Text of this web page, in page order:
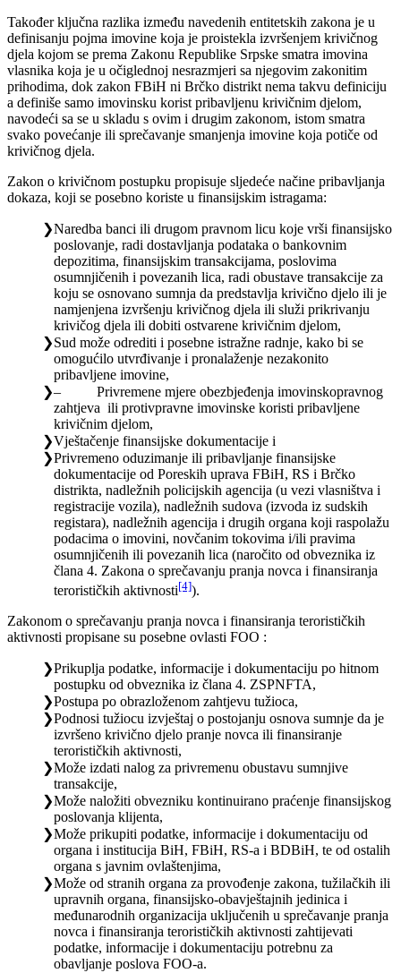
Također ključna razlika između navedenih entitetskih zakona je u
definisanju pojma imovine koja je proistekla izvršenjem krivičnog
djela kojom se prema Zakonu Republike Srpske smatra imovina
vlasnika koja je u očiglednoj nesrazmjeri sa njegovim zakonitim
prihodima, dok zakon FBiH ni Brčko distrikt nema takvu definiciju
a definiše samo imovinsku korist pribavljenu krivičnim djelom,
navodeći sa se u skladu s ovim i drugim zakonom, istom smatra
svako povećanje ili sprečavanje smanjenja imovine koja potiče od
krivičnog djela.
Zakon o krivičnom postupku propisuje sljedeće načine pribavljanja
dokaza, koji se posebno koriste u finansijskim istragama:
Naredba banci ili drugom pravnom licu koje vrši finansijsko
poslovanje, radi dostavljanja podataka o bankovnim
depozitima, finansijskim transakcijama, poslovima
osumnjičenih i povezanih lica, radi obustave transakcije za
koju se osnovano sumnja da predstavlja krivično djelo ili je
namjenjena izvršenju krivičnog djela ili služi prikrivanju
krivičog djela ili dobiti ostvarene krivičnim djelom,
Sud može odrediti i posebne istražne radnje, kako bi se
omogućilo utvrđivanje i pronalaženje nezakonito
pribavljene imovine,
– Privremene mjere obezbjeđenja imovinskopravnog
zahtjeva ili protivpravne imovinske koristi pribavljene
krivičnim djelom,
Vještačenje finansijske dokumentacije i
Privremeno oduzimanje ili pribavljanje finansijske
dokumentacije od Poreskih uprava FBiH, RS i Brčko
distrikta, nadležnih policijskih agencija (u vezi vlasništva i
registracije vozila), nadležnih sudova (izvoda iz sudskih
registara), nadležnih agencija i drugih organa koji raspolažu
podacima o imovini, novčanim tokovima i/ili pravima
osumnjičenih ili povezanih lica (naročito od obveznika iz
člana 4. Zakona o sprečavanju pranja novca i finansiranja
terorističkih aktivnosti[4]).
Zakonom o sprečavanju pranja novca i finansiranja terorističkih
aktivnosti propisane su posebne ovlasti FOO :
Prikuplja podatke, informacije i dokumentaciju po hitnom
postupku od obveznika iz člana 4. ZSPNFTA,
Postupa po obrazloženom zahtjevu tužioca,
Podnosi tužiocu izvještaj o postojanju osnova sumnje da je
izvršeno krivično djelo pranje novca ili finansiranje
terorističkih aktivnosti,
Može izdati nalog za privremenu obustavu sumnjive
transakcije,
Može naložiti obvezniku kontinuirano praćenje finansijskog
poslovanja klijenta,
Može prikupiti podatke, informacije i dokumentaciju od
organa i institucija BiH, FBiH, RS-a i BDBiH, te od ostalih
organa s javnim ovlaštenjima,
Može od stranih organa za provođenje zakona, tužilačkih ili
upravnih organa, finansijsko-obavještajnih jedinica i
međunarodnih organizacija uključenih u sprečavanje pranja
novca i finansiranja terorističkih aktivnosti zahtijevati
podatke, informacije i dokumentaciju potrebnu za
obavljanje poslova FOO-a.